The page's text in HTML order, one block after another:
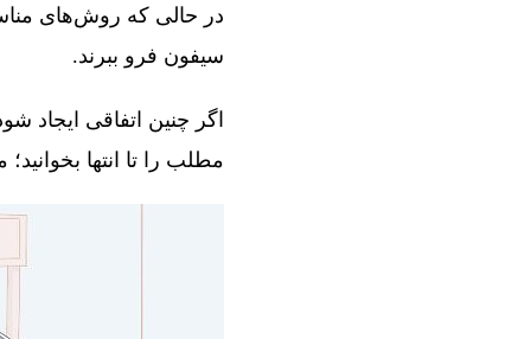
در حالی که روش‌های
سیفون فرو ببرند.
اگر چنین اتفاقی ایجاد
مطلب را تا انتها